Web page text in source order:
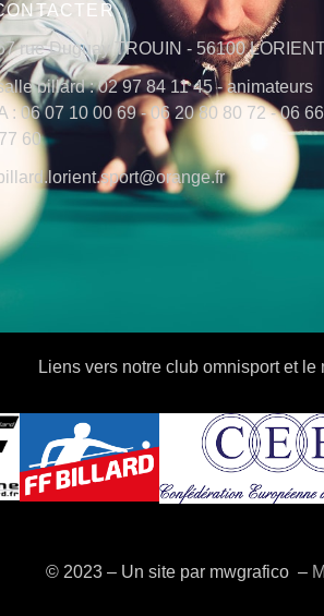
rue Duguay TROUIN - 56100
billard : 02 97 84 11 45 - animateurs
: 06 07 10 00 69 - 06 20 80 80 72 - 06 66
60
Liens vers notre club omnisport et le
© 2023 – Un site par mwgrafico ​ –